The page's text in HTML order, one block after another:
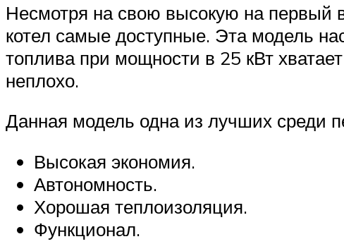
Несмотря на свою высокую на первый
котел самые доступные. Эта модель
топлива при мощности в 25 кВт
неплохо.
Данная модель одна из лучших среди
Высокая экономия.
Автономность.
Хорошая теплоизоляция.
Функционал.